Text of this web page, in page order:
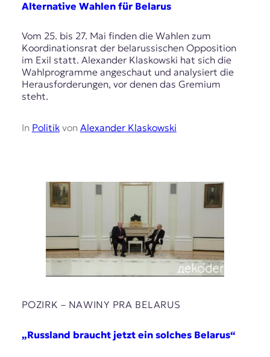
Alternative Wahlen für Belarus
Vom 25. bis 27. Mai finden die Wahlen zum
Koordinationsrat der belarussischen Opposition
im Exil statt. Alexander Klaskowski hat sich die
Wahlprogramme angeschaut und analysiert die
Herausforderungen, vor denen das Gremium
steht.
In Politikvon Alexander Klaskowski
POZIRK – NAWІNY PRA BELARUS
„Russland braucht jetzt ein solches Belarus“